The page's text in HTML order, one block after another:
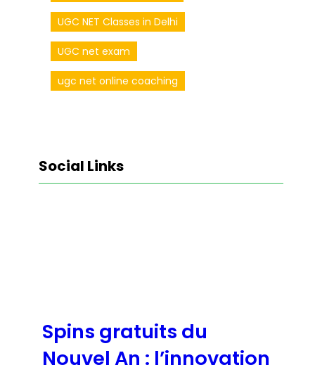
UGC NET Classes in Delhi
UGC net exam
ugc net online coaching
Social Links
Spins gratuits du
Nouvel An : l’innovation